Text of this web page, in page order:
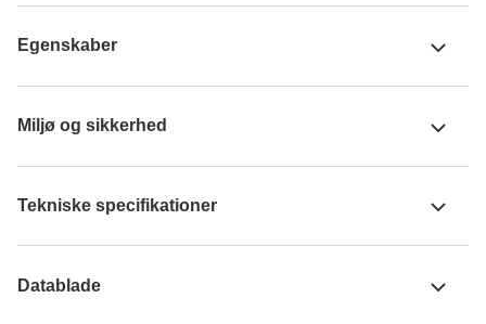
Egenskaber
Miljø og sikkerhed
Tekniske specifikationer
Datablade